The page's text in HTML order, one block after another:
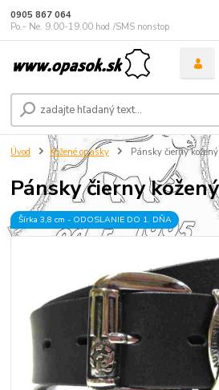
0905 867 064
Po.- Ne. 9.00-19.00 hod./SMS nonstop
Úvod Kožené opasky Pánsky čierny
Pánsky čierny
Šírka 3,8 cm - ODOSLANIE DO 1. DŇA